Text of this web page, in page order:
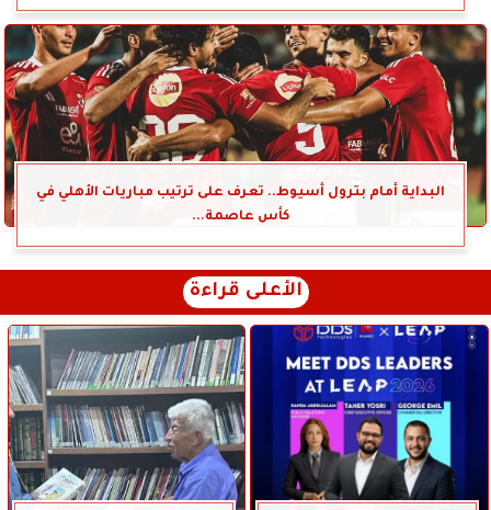
البداية أمام بترول أسيوط.. تعرف على ترتيب مباريات الأهلي في
كأس عاصمة...
الأعلى قراءة